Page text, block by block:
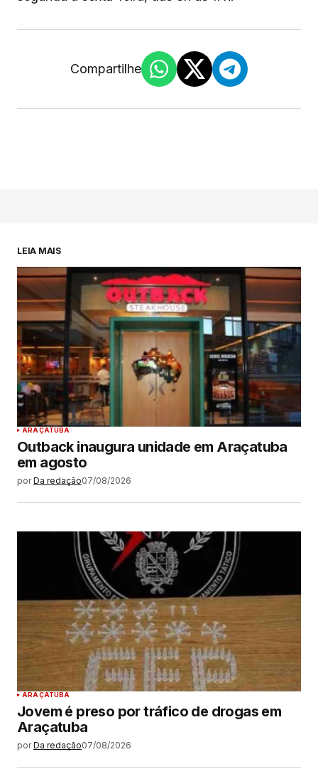
Compartilhe
LEIA MAIS
ARAÇATUBA
Outback inaugura unidade em Araçatuba
em agosto
por Da redação07/08/2026
ARAÇATUBA
Jovem é preso por tráfico de drogas em
Araçatuba
por Da redação07/08/2026